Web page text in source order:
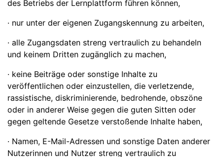
des Betriebs der Lernplattform führen können,
· nur unter der eigenen Zugangskennung zu arbeiten,
· alle Zugangsdaten streng vertraulich zu behandeln
und keinem Dritten zugänglich zu machen,
· keine Beiträge oder sonstige Inhalte zu
veröffentlichen oder einzustellen, die verletzende,
rassistische, diskriminierende, bedrohende, obszöne
oder in anderer Weise gegen die guten Sitten oder
gegen geltende Gesetze verstoßende Inhalte haben,
· Namen, E-Mail-Adressen und sonstige Daten anderer
Nutzerinnen und Nutzer streng vertraulich zu